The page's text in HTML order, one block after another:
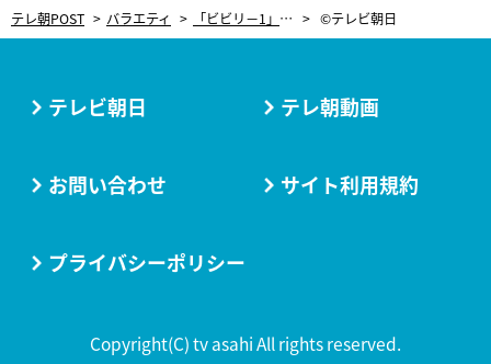
テレ朝POST バラエティ 「ビビリ－1」に3人の大型ルーキー！全長80mの仕掛け、EXIT兼近のイタズラで大パニック ©テレビ朝日
テレビ朝日 テレ朝動画
お問い合わせ サイト利用規約
プライバシーポリシー
Copyright(C) tv asahi All rights reserved.